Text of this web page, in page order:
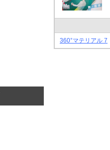
360°マテリアル 7